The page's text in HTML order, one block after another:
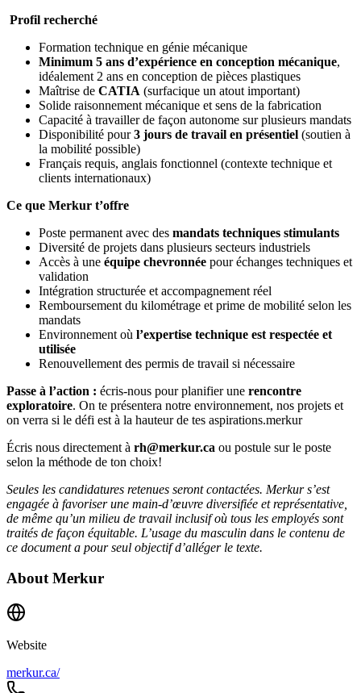
Profil recherché
Formation technique en génie mécanique
Minimum 5 ans d’expérience en conception mécanique,
idéalement 2 ans en conception de pièces plastiques
Maîtrise de CATIA (surfacique un atout important)
Solide raisonnement mécanique et sens de la fabrication
Capacité à travailler de façon autonome sur plusieurs mandats
Disponibilité pour3 jours de travail en présentiel (soutien à
la mobilité possible)
Français requis, anglais fonctionnel (contexte technique et
clients internationaux)
Ce que Merkur t’offre
Poste permanent avec des mandats techniques stimulants
Diversité de projets dans plusieurs secteurs industriels
Accès à une équipe chevronnée pour échanges techniques et
validation
Intégration structurée et accompagnement réel
Remboursement du kilométrage et prime de mobilité selon les
mandats
Environnement où l’expertise technique est respectée et
utilisée
Renouvellement des permis de travail si nécessaire
Passe à l’action : écris-nous pour planifier une rencontre
exploratoire. On te présentera notre environnement, nos projets et
on verra si le défi est à la hauteur de tes aspirations.merkur
Écris nous directement à rh@merkur.ca ou postule sur le poste
selon la méthode de ton choix!
Seules les candidatures retenues seront contactées. Merkur s’est
engagée à favoriser une main-d’œuvre diversifiée et représentative,
de même qu’un milieu de travail inclusif où tous les employés sont
traités de façon équitable. L’usage du masculin dans le contenu de
ce document a pour seul objectif d’alléger le texte.
About Merkur
Website
merkur.ca/